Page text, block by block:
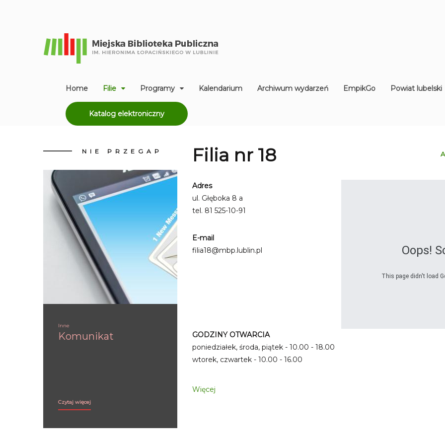
Home Filie Programy Kalendarium Archiwum wydarzeń EmpikGo Powiat lubelski
Katalog elektroniczny
Filia nr 18
Adres
ul. Głęboka 8 a
tel. 81 525-10-91
E-mail
filia18@mbp.lublin.pl
Oops!
This page didn't load
GODZINY OTWARCIA
poniedziałek, środa, piątek - 10.00 - 18.00
wtorek, czwartek - 10.00 - 16.00
Więcej
NIE PRZEGAP
Inne
Komunikat
Komunikat:
Czytaj więcej